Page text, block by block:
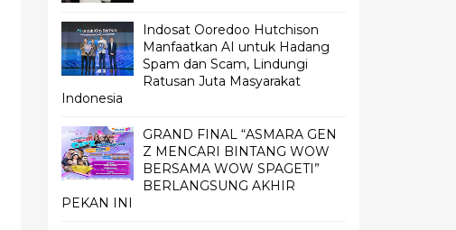
Indosat Ooredoo Hutchison
Manfaatkan AI untuk Hadang
Spam dan Scam, Lindungi
Ratusan Juta Masyarakat
Indonesia
GRAND FINAL “ASMARA GEN
Z MENCARI BINTANG WOW
BERSAMA WOW SPAGETI”
BERLANGSUNG AKHIR
PEKAN INI